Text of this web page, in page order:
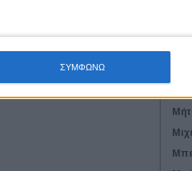
ΣΥΜΦΩΝΩ